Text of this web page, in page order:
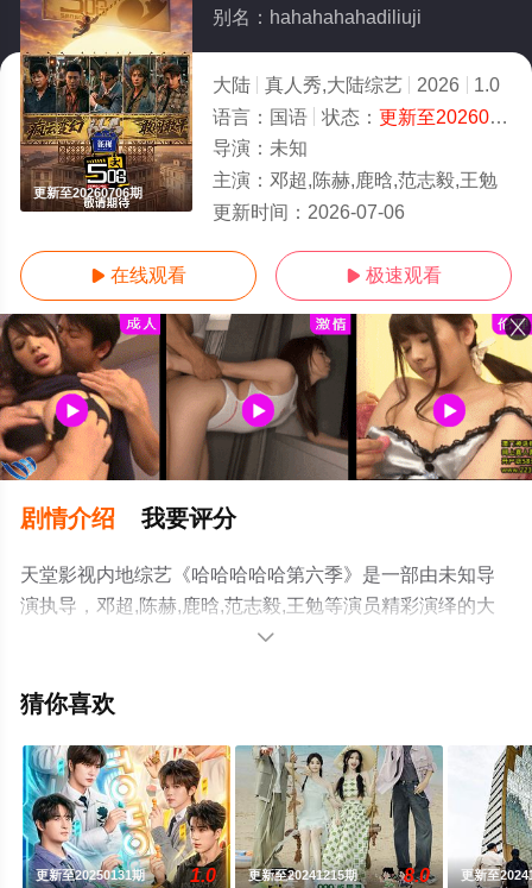
更新至20260706期
别名：hahahahahadiliuji
大陆 真人秀,大陆综艺 2026
1.0
语言： 国语 状态： 更新至20260706期
导演： 未知
主演： 邓超,陈赫,鹿晗,范志毅,王勉
更新时间： 2026-07-06
 在线观看  极速观看
剧情介绍 我要评分
天堂影视内地综艺《哈哈哈哈哈第六季》是一部由未知导
演执导，邓超,陈赫,鹿晗,范志毅,王勉等演员精彩演绎的大
陆综艺，手机免费观看高清未删减完整版综艺节目就上天
情网等平台了解。

猜你喜欢
更新至20250131期 1.0 更新至20241215期 8.0 更新至